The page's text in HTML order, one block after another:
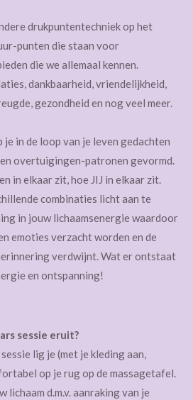
drukpuntentechniek op het
punten die staan voor
die we allemaal kennen.
dankbaarheid, vriendelijkheid,
gezondheid en nog veel meer.
je in de loop van je leven gedachten
overtuigingen-patronen gevormd.
in elkaar zit, hoe JIJ in elkaar zit.
combinaties licht aan te
in jouw lichaamsenergie waardoor
emoties verzacht worden en de
verdwijnt. Wat er ontstaat
en ontspanning!
sessie eruit?
lig je (met je kleding aan,
op je rug op de massagetafel.
lichaam d.m.v. aanraking van je